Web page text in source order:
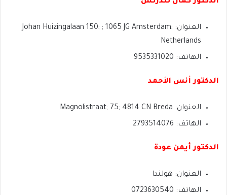
العنوان: Johan Huizingalaan 150; ; 1065 JG Amsterdam;
Netherlands
الهاتف: 9535331020
الدكتور أنس الأحمد
العنوان: Magnolistraat; 75; 4814 CN Breda
الهاتف: 2793514076
الدكتور أيمن عودة
العنوان: هولندا
الهاتف: 0723630540